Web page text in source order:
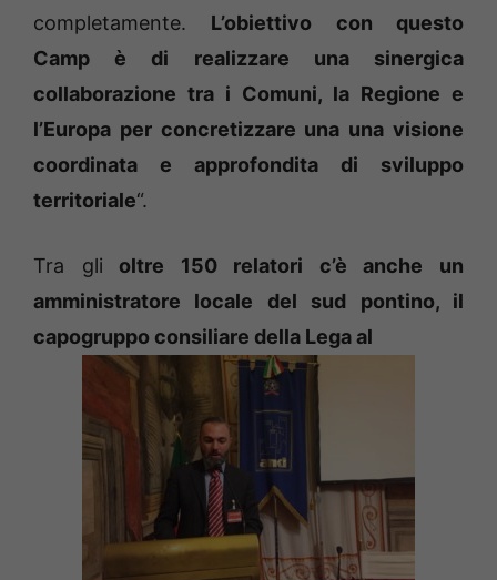
completamente. L’obiettivo con questo
Camp è di realizzare una sinergica
collaborazione tra i Comuni, la Regione e
l’Europa per concretizzare una una visione
coordinata e approfondita di sviluppo
territoriale“.
Tra gli oltre 150 relatori c’è anche un
amministratore locale del sud pontino, il
capogruppo consiliare della Lega al